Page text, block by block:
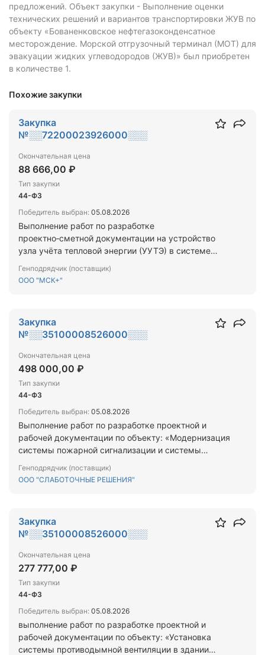
предложений. Объект закупки - Выполнение оценки
технических решений и вариантов транспортировки ЖУВ по
объекту «Бованенковское нефтегазоконденсатное
месторождение. Морской отгрузочный терминал (МОТ) для
эвакуации жидких углеводородов (ЖУВ)» был приобретен
в количестве 1.
Похожие закупки
Закупка
№░░72200023926000░░░
Окончательная цена
88 666,00 ₽
Тип закупки
44-ФЗ
Победитель выбран: 05.08.2026
Выполнение работ по разработке
проектно‑сметной документации на устройство
узла учёта тепловой энергии (УУТЭ) в системе
Санкт‑Петербург, г. Сестрорецк, Дубковское
Генподрядчик (поставщик)
ООО "МСК+"
Закупка
№░░35100008526000░░░
Окончательная цена
498 000,00 ₽
Тип закупки
44-ФЗ
Победитель выбран: 05.08.2026
Выполнение работ по разработке проектной и
рабочей документации по объекту: «Модернизация
системы пожарной сигнализации и системы
входящих в сметную стоимость капитального
Генподрядчик (поставщик)
ООО "СЛАБОТОЧНЫЕ РЕШЕНИЯ"
Закупка
№░░35100008526000░░░
Окончательная цена
277 777,00 ₽
Тип закупки
44-ФЗ
Победитель выбран: 05.08.2026
выполнение работ по разработке проектной и
рабочей документации по объекту: «Установка
системы противодымной вентиляции в здании